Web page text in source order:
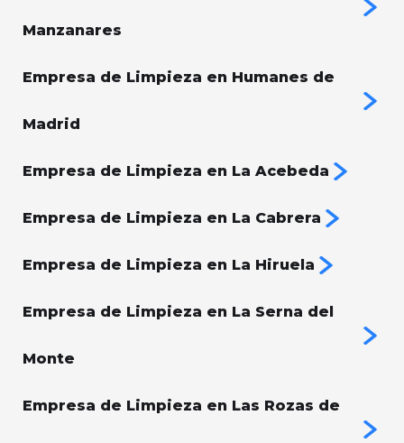
Manzanares
Empresa de Limpieza en Humanes de
Madrid
Empresa de Limpieza en La Acebeda
Empresa de Limpieza en La Cabrera
Empresa de Limpieza en La Hiruela
Empresa de Limpieza en La Serna del
Monte
Empresa de Limpieza en Las Rozas de